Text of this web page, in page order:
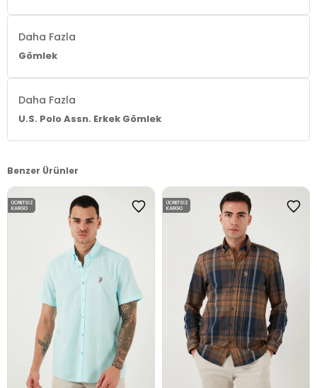
Daha Fazla
Gömlek
Daha Fazla
U.S. Polo Assn. Erkek Gömlek
Benzer Ürünler
ÜCRETSIZ
KARGO
ÜCRETSIZ
KARGO